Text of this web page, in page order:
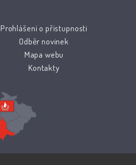
Prohlášení o přístupnosti
Odběr novinek
Mapa webu
Kontakty